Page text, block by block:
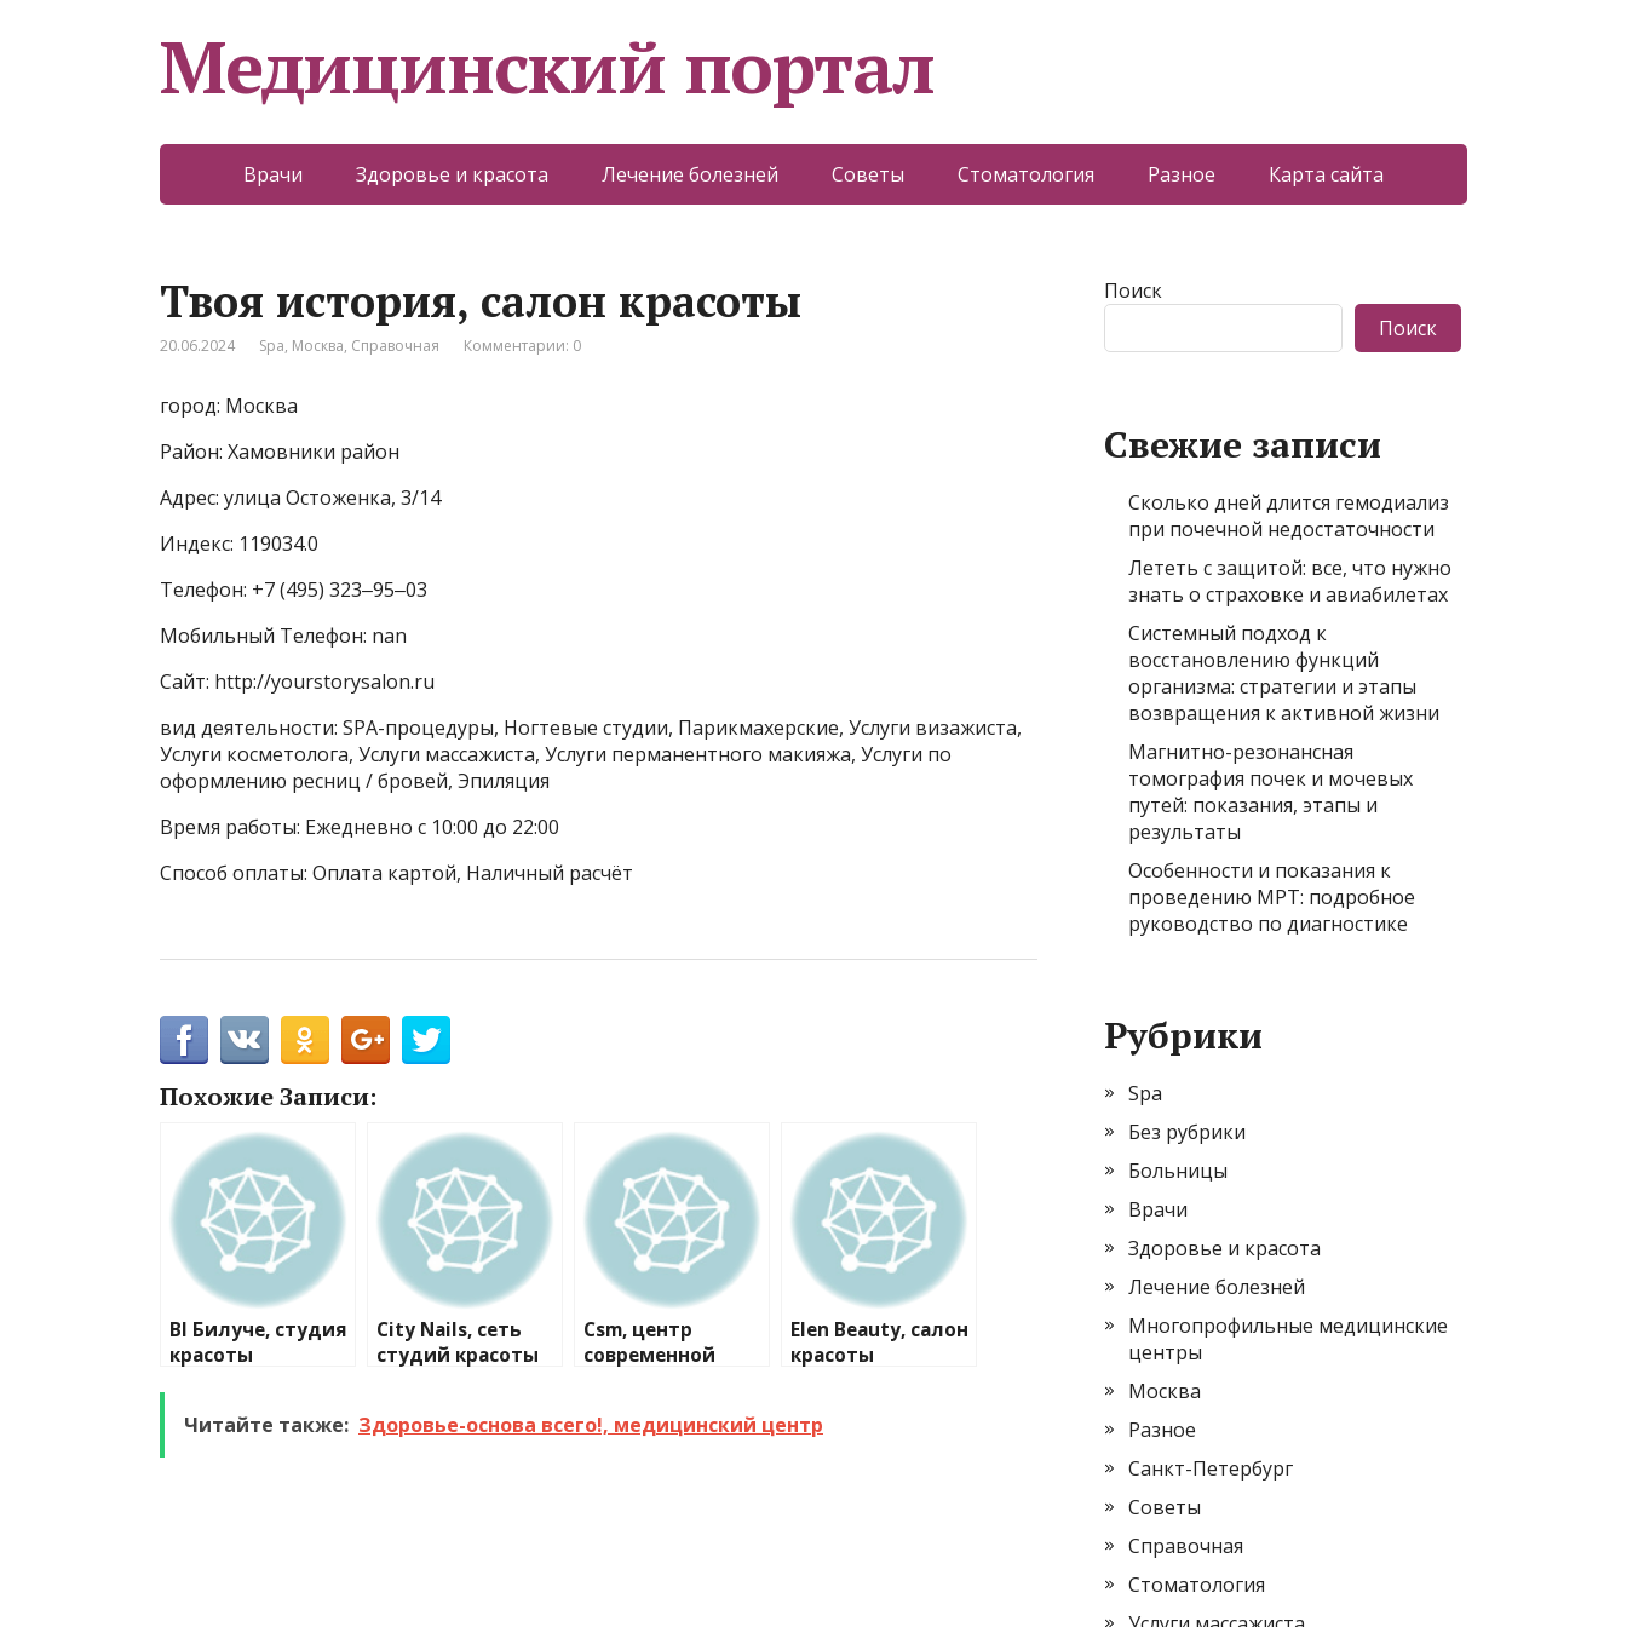
Медицинский портал
Врачи Здоровье и красота Лечение болезней Советы Стоматология Разное Карта сайта
Твоя история, салон красоты
20.06.2024 Spa, Москва, Справочная Комментарии: 0
город: Москва
Район: Хамовники район
Адрес: улица Остоженка, 3/14
Индекс: 119034.0
Телефон: +7 (495) 323‒95‒03
Мобильный Телефон: nan
Сайт: http://yourstorysalon.ru
вид деятельности: SPA-процедуры, Ногтевые студии, Парикмахерские, Услуги визажиста,
Услуги косметолога, Услуги массажиста, Услуги перманентного макияжа, Услуги по
оформлению ресниц / бровей, Эпиляция
Время работы: Ежедневно с 10:00 до 22:00
Способ оплаты: Оплата картой, Наличный расчёт
Похожие Записи:
Bl Билуче, студия
красоты
City Nails, сеть
студий красоты
Csm, центр
современной
Elen Beauty, салон
красоты
Читайте также: Здоровье-основа всего!, медицинский центр
Поиск
Поиск
Свежие записи
Сколько дней длится гемодиализ
при почечной недостаточности
Лететь с защитой: все, что нужно
знать о страховке и авиабилетах
Системный подход к
восстановлению функций
организма: стратегии и этапы
возвращения к активной жизни
Магнитно-резонансная
томография почек и мочевых
путей: показания, этапы и
результаты
Особенности и показания к
проведению МРТ: подробное
руководство по диагностике
Рубрики
Spa
Без рубрики
Больницы
Врачи
Здоровье и красота
Лечение болезней
Многопрофильные медицинские
центры
Москва
Разное
Санкт-Петербург
Советы
Справочная
Стоматология